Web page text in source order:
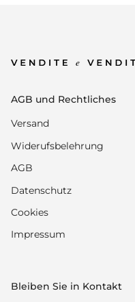
AGB und Rechtliches
Versand
Widerufsbelehrung
AGB
Datenschutz
Cookies
Impressum
Bleiben Sie in Kontakt